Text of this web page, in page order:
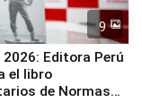
9
2026: Editora Perú
el libro
de Normas